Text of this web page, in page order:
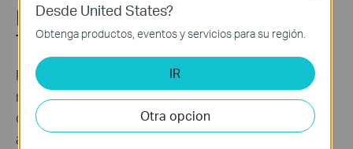
Deja que los Expertos Aseguren
Tu Hogar
Personaliza tu red doméstica con una seguridad
mejorada mediante el kit de funciones integradas
de TP-Link HomeShield. Ya sea para identificar los
agujeros de seguridad de la red, limitar el tiempo
Desde United States?
Obtenga productos, eventos y servicios para su región.
IR
Otra opcion